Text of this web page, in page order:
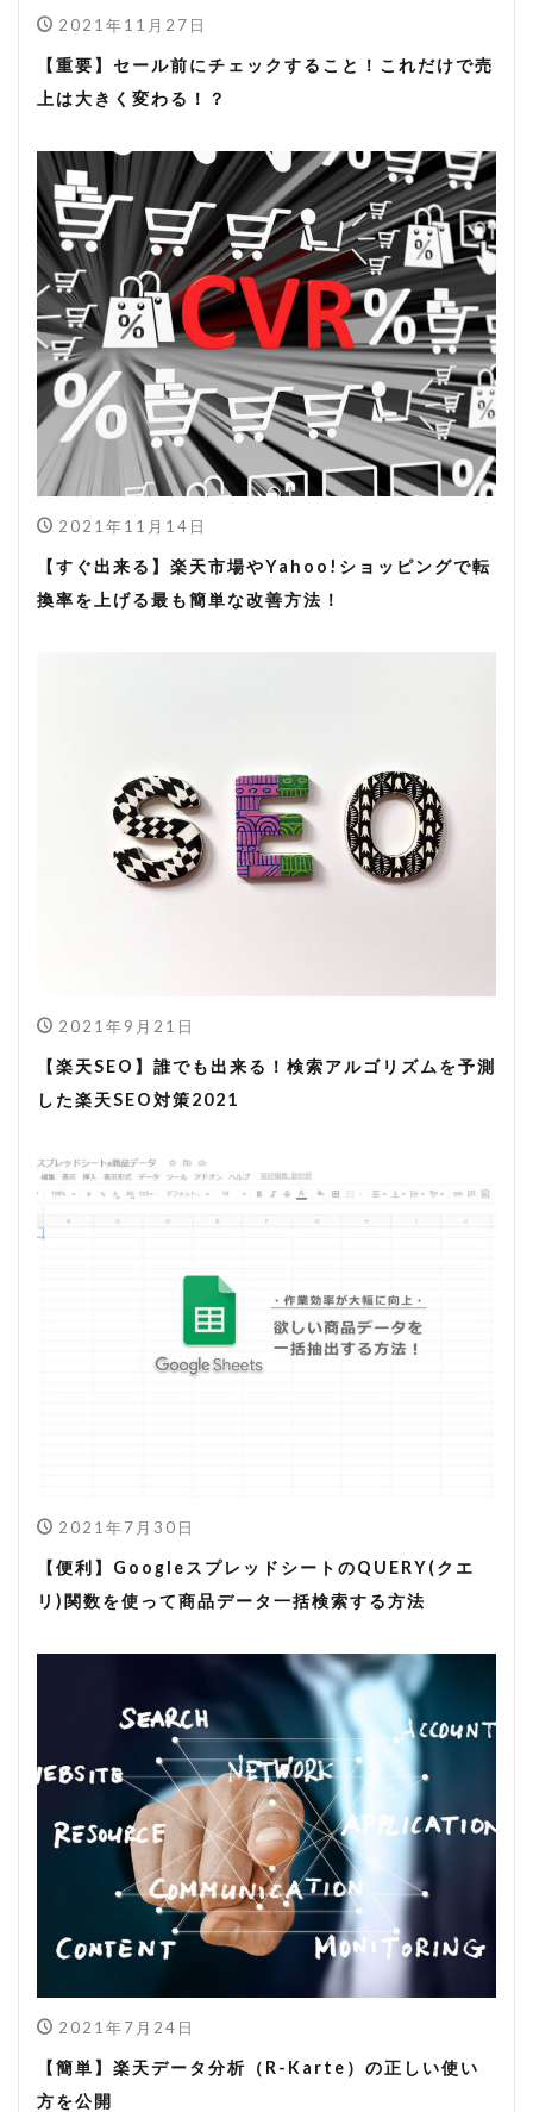
2021年11月27日
【重要】セール前にチェックすること！これだけで売
上は大きく変わる！？
2021年11月14日
【すぐ出来る】楽天市場やYahoo!ショッピングで転
換率を上げる最も簡単な改善方法！
2021年9月21日
【楽天SEO】誰でも出来る！検索アルゴリズムを予測
した楽天SEO対策2021
2021年7月30日
【便利】GoogleスプレッドシートのQUERY(クエ
リ)関数を使って商品データ一括検索する方法
2021年7月24日
【簡単】楽天データ分析（R-Karte）の正しい使い
方を公開